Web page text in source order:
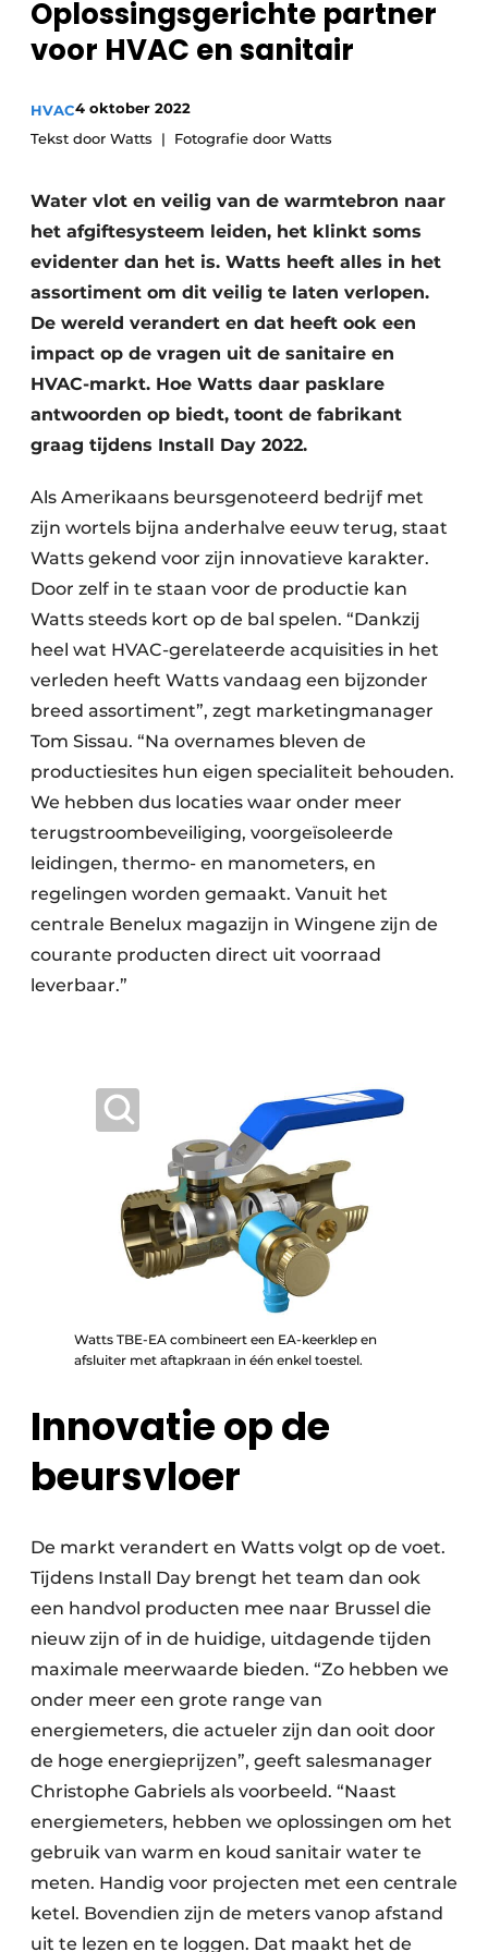
Vacature aanmelden
Vacatures
Video’s
Sanitair
Ventilatie
Warmtepompen
Oplossingsgerichte partner
voor HVAC en sanitair
HVAC4 oktober 2022
Tekst door Watts
Fotografie door Watts
Water vlot en veilig van de warmtebron naar
het afgiftesysteem leiden, het klinkt soms
evidenter dan het is. Watts heeft alles in het
assortiment om dit veilig te laten verlopen.
De wereld verandert en dat heeft ook een
impact op de vragen uit de sanitaire en
HVAC-markt. Hoe Watts daar pasklare
antwoorden op biedt, toont de fabrikant
graag tijdens Install Day 2022.
Als Amerikaans beursgenoteerd bedrijf met
zijn wortels bijna anderhalve eeuw terug, staat
Watts gekend voor zijn innovatieve karakter.
Door zelf in te staan voor de productie kan
Watts steeds kort op de bal spelen. “Dankzij
heel wat HVAC-gerelateerde acquisities in het
verleden heeft Watts vandaag een bijzonder
breed assortiment”, zegt marketingmanager
Tom Sissau. “Na overnames bleven de
productiesites hun eigen specialiteit behouden.
We hebben dus locaties waar onder meer
terugstroombeveiliging, voorgeïsoleerde
leidingen, thermo- en manometers, en
regelingen worden gemaakt. Vanuit het
centrale Benelux magazijn in Wingene zijn de
courante producten direct uit voorraad
leverbaar.”
Watts TBE-EA combineert een EA-keerklep en
afsluiter met aftapkraan in één enkel toestel.
Innovatie op de
beursvloer
De markt verandert en Watts volgt op de voet.
Tijdens Install Day brengt het team dan ook
een handvol producten mee naar Brussel die
nieuw zijn of in de huidige, uitdagende tijden
maximale meerwaarde bieden. “Zo hebben we
onder meer een grote range van
energiemeters, die actueler zijn dan ooit door
de hoge energieprijzen”, geeft salesmanager
Christophe Gabriels als voorbeeld. “Naast
energiemeters, hebben we oplossingen om het
gebruik van warm en koud sanitair water te
meten. Handig voor projecten met een centrale
ketel. Bovendien zijn de meters vanop afstand
uit te lezen en te loggen. Dat maakt het de